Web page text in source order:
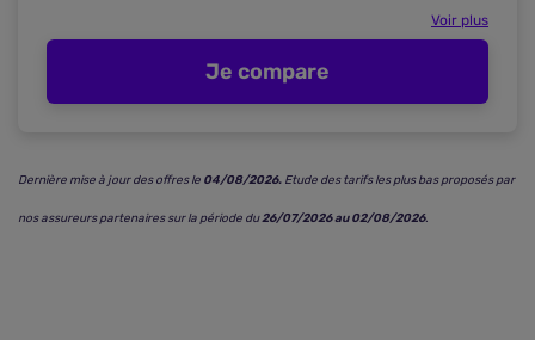
Dernière mise à jour des offres le 04/08/2026. Etude des tarifs les plus bas proposés par
nos assureurs partenaires sur la période du26/07/2026 au 02/08/2026.
Voir plus
Je compare